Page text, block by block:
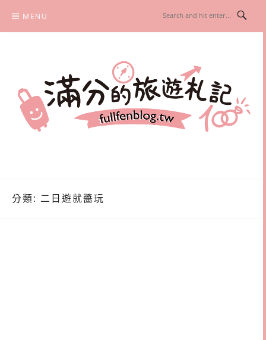
content
MENU
分類: 二日遊就醬玩